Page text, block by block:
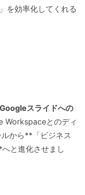
を効率化してくれる
Googleスライドへの
Workspaceとのディ
から**「ビジネス
と進化させまし